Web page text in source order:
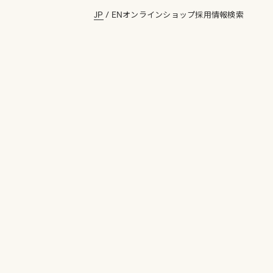
JP / ENオンラインショップ採用情報検索